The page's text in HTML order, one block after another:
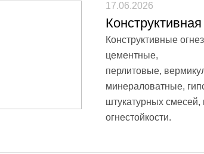
17.06.2026
Конструктивные
цементные,
перлитовые,
минераловатные,
штукатурных
огнестойкости.